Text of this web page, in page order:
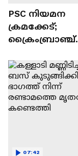
PSC നിയമന
ക്രമക്കേട്;
ക്രൈംബ്രാഞ്ച്
കേസെടുക്കില്ല
07:42